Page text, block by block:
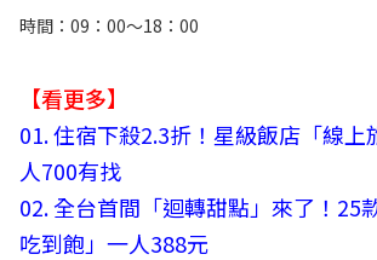
時間：09：00～18：00
【看更多】
01.住宿下殺2.3折！星級飯店「線上
人700有找
02.全台首間「迴轉甜點」來了！25
吃到飽」一人388元